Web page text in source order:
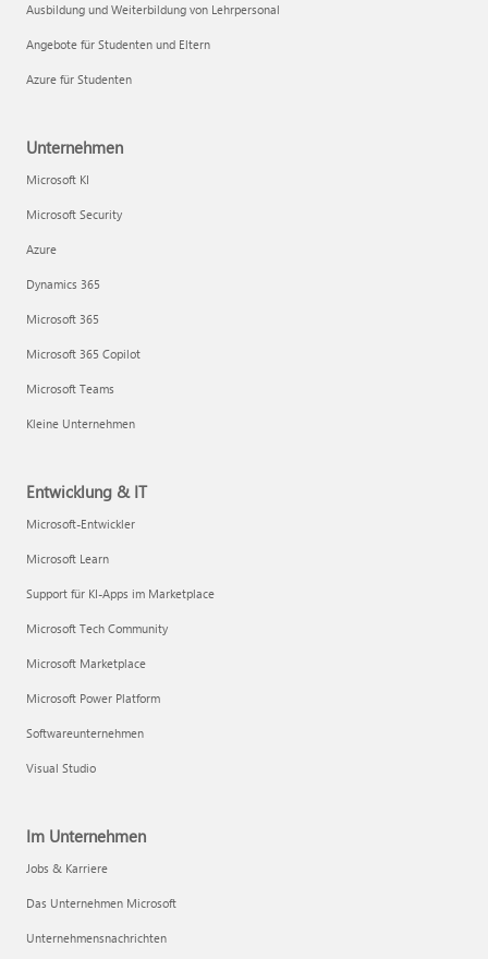
Ausbildung und Weiterbildung von Lehrpersonal
Angebote für Studenten und Eltern
Azure für Studenten
Unternehmen
Microsoft KI
Microsoft Security
Azure
Dynamics 365
Microsoft 365
Microsoft 365 Copilot
Microsoft Teams
Kleine Unternehmen
Entwicklung & IT
Microsoft-Entwickler
Microsoft Learn
Support für KI-Apps im Marketplace
Microsoft Tech Community
Microsoft Marketplace
Microsoft Power Platform
Softwareunternehmen
Visual Studio
Im Unternehmen
Jobs & Karriere
Das Unternehmen Microsoft
Unternehmensnachrichten